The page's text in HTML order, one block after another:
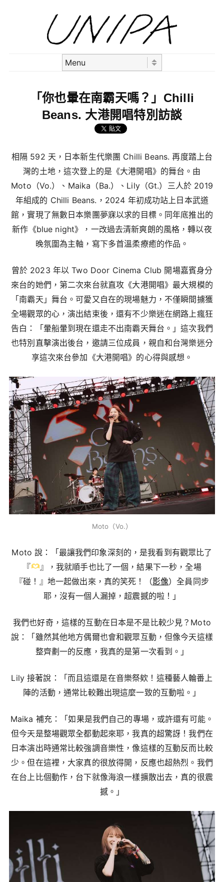
「你也暈在南霸天嗎？」Chilli
Beans. 大港開唱特別訪談
相隔 592 天，日本新生代樂團 Chilli Beans. 再度踏上台
灣的土地，這次登上的是《大港開唱》的舞台。由
Moto（Vo.）、Maika（Ba.）、Lily（Gt.）三人於 2019
年組成的 Chilli Beans.，2024 年初成功站上日本武道
館，實現了無數日本樂團夢寐以求的目標。同年底推出的
新作《blue night》，一改過去清新爽朗的風格，轉以夜
晚氛圍為主軸，寫下多首溫柔療癒的作品。
曾於 2023 年以 Two Door Cinema Club 開場嘉賓身分
來台的她們，第二次來台就直攻《大港開唱》最大規模的
「南霸天」舞台。可愛又自在的現場魅力，不僅瞬間擄獲
全場觀眾的心，演出結束後，還有不少樂迷在網路上瘋狂
告白：「暈船暈到現在還走不出南霸天舞台。」這次我們
也特別直擊演出後台，邀請三位成員，親自和台灣樂迷分
享這次來台參加《大港開唱》的心得與感想。
Moto（Vo.）
Moto 說：「最讓我們印象深刻的，是我看到有觀眾比了
『
』，我就順手也比了一個，結果下一秒，全場
『碰！』地一起做出來，真的笑死！（影像）全員同步
耶，沒有一個人漏掉，超震撼的啦！」
我們也好奇，這樣的互動在日本是不是比較少見？Moto
說：「雖然其他地方偶爾也會和觀眾互動，但像今天這樣
整齊劃一的反應，我真的是第一次看到。」
Lily 接著說：「而且這還是在音樂祭欸！這種藝人輪番上
陣的活動，通常比較難出現這麼一致的互動啦。」
Maika 補充：「如果是我們自己的專場，或許還有可能。
但今天是整場觀眾全都動起來耶，我真的超驚訝！我們在
日本演出時通常比較強調音樂性，像這樣的互動反而比較
少。但在這裡，大家真的很放得開，反應也超熱烈。我們
在台上比個動作，台下就像海浪一樣擴散出去，真的很震
撼。」